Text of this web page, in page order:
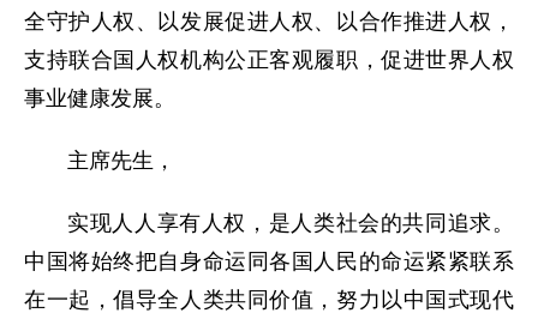
全守护人权、以发展促进人权、以合作推进人权，
支持联合国人权机构公正客观履职，促进世界人权
事业健康发展。
主席先生，
实现人人享有人权，是人类社会的共同追求。
中国将始终把自身命运同各国人民的命运紧紧联系
在一起，倡导全人类共同价值，努力以中国式现代